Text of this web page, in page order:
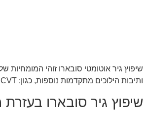
שיפוץ גיר אוטומטי סובארו זוהי המומחיות
ותיבות הילוכים מתקדמות נוספות, כגון: CVT (גיר רציף), DSG רטוב / יבש (7,6), תיבות רובוטית ועוד.
שיפוץ גיר סובארו